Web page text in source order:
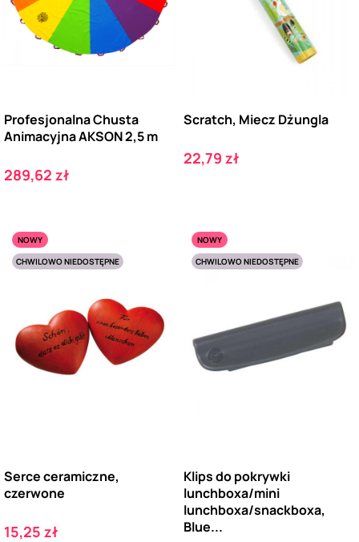
Profesjonalna Chusta
Animacyjna AKSON 2,5 m
Cena
289,62 zł
Scratch, Miecz Dżungla
Cena
22,79 zł
NOWY
CHWILOWO NIEDOSTĘPNE
Serce ceramiczne,
czerwone
Cena
15,25 zł
NOWY
CHWILOWO NIEDOSTĘPNE
Klips do pokrywki
lunchboxa/mini
lunchboxa/snackboxa,
Blue...